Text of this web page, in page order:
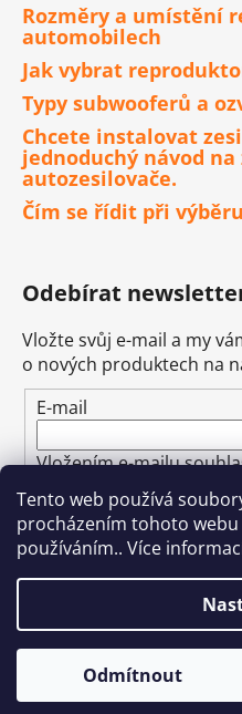
Tento web používá
procházením tohoto
používáním.. Více
Odmítnout
Rozměry a umístění
automobilech
Jak vybrat
Typy subwooferů a
Chcete instalovat
jednoduchý návod
autozesilovače.
Čím se řídit při
Odebírat
Vložte svůj e-mail a my
o nových produktech na
E-mail
Vložením e-mailu
ochrany osobních údajů
PŘIHLÁSIT SE
Vytvořil
Copyright 2026